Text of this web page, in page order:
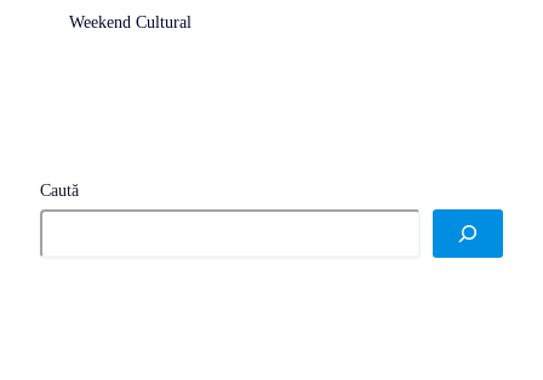
Weekend Cultural
Caută